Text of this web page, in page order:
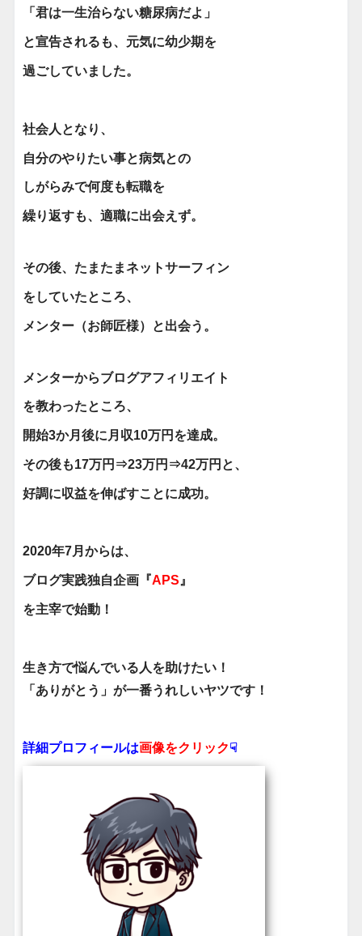
「君は一生治らない糖尿病だよ」
と宣告されるも、元気に幼少期を
過ごしていました。
社会人となり、
自分のやりたい事と病気との
しがらみで何度も転職を
繰り返すも、適職に出会えず。
その後、たまたまネットサーフィン
を していたところ、
メンター（お師匠様） と出会う。
メンターからブログアフィリエイト
を教わったところ、
開始3か月後に月収10万円を達成。
その後も17万円⇒23万円⇒42万円と、
好調に収益を伸ばすことに成功。
2020年7月からは、
ブログ実践独自企画『APS 』
を主宰で始動！
生き方で悩んでいる人を助けたい！
「ありがとう」が一番うれしいヤツです！
詳細プロフィールは画像をクリック☟